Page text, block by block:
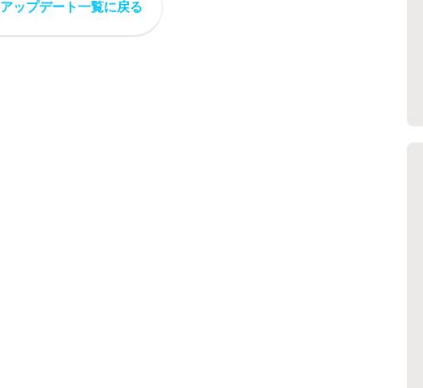
アップデート一覧に戻る